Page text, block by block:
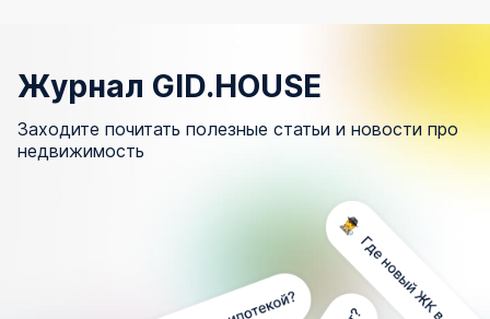
Журнал GID.HOUSE
Заходите почитать полезные статьи и новости про
недвижимость